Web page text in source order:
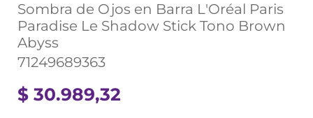
Sombra de Ojos en Barra L'Oréal Paris
Paradise Le Shadow Stick Tono Brown
Abyss
71249689363
$ 30.989,32